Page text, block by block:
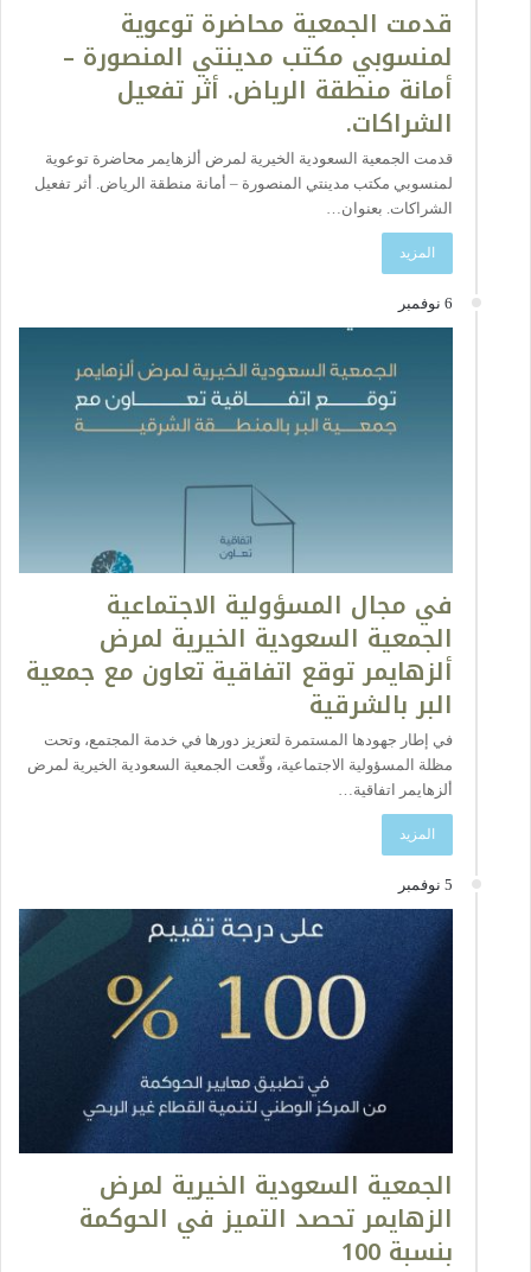
قدمت الجمعية محاضرة توعوية
لمنسوبي مكتب مدينتي المنصورة –
أمانة منطقة الرياض. أثر تفعيل
الشراكات.
قدمت الجمعية السعودية الخيرية لمرض ألزهايمر محاضرة توعوية
لمنسوبي مكتب مدينتي المنصورة – أمانة منطقة الرياض. أثر تفعيل
الشراكات. بعنوان…
المزيد
6 نوفمبر
في مجال المسؤولية الاجتماعية
الجمعية السعودية الخيرية لمرض
ألزهايمر توقع اتفاقية تعاون مع جمعية
البر بالشرقية
في إطار جهودها المستمرة لتعزيز دورها في خدمة المجتمع، وتحت
مظلة المسؤولية الاجتماعية، وقّعت الجمعية السعودية الخيرية لمرض
ألزهايمر اتفاقية…
المزيد
5 نوفمبر
الجمعية السعودية الخيرية لمرض
الزهايمر تحصد التميز في الحوكمة
بنسبة 100